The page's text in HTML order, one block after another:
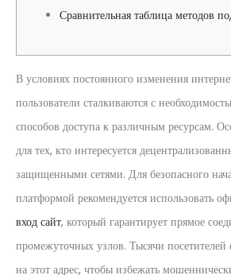
Сравнительная таблица методов
В условиях постоянного изменения
пользователи сталкиваются с
способов доступа к различным ресурсам.
для тех, кто интересуется
защищенными сетями. Для безопасного
платформой рекомендуется использовать
вход сайт, который гарантирует прямое
промежуточных узлов. Тысячи посетителей
на этот адрес, чтобы избежать